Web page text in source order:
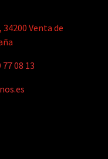
Venta de
77 08 13